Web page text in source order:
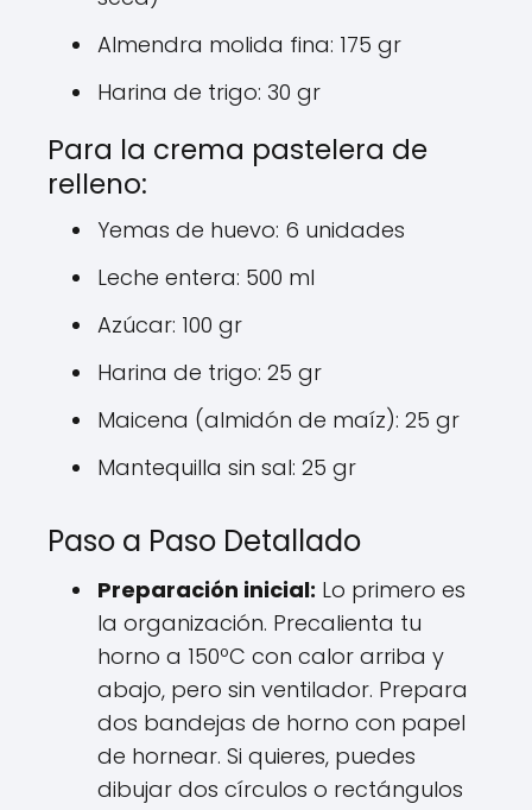
Almendra molida fina: 175 gr
Harina de trigo: 30 gr
Para la crema pastelera de
relleno:
Yemas de huevo: 6 unidades
Leche entera: 500 ml
Azúcar: 100 gr
Harina de trigo: 25 gr
Maicena (almidón de maíz): 25 gr
Mantequilla sin sal: 25 gr
Paso a Paso Detallado
Preparación inicial: Lo primero es
la organización. Precalienta tu
horno a 150ºC con calor arriba y
abajo, pero sin ventilador. Prepara
dos bandejas de horno con papel
de hornear. Si quieres, puedes
dibujar dos círculos o rectángulos